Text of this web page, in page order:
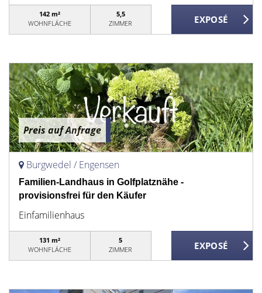
142 m²
WOHNFLÄCHE
5,5
ZIMMER
Preis auf Anfrage
Burgwedel / Engensen
Familien-Landhaus in Golfplatznähe -
provisionsfrei für den Käufer
Einfamilienhaus
131 m²
WOHNFLÄCHE
5
ZIMMER